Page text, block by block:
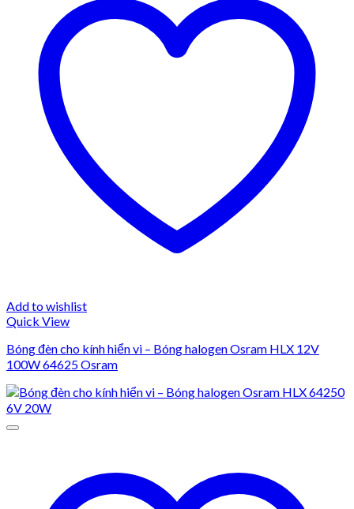
Add to wishlist
Quick View
Bóng đèn cho kính hiển vi – Bóng halogen Osram HLX 12V
100W 64625 Osram